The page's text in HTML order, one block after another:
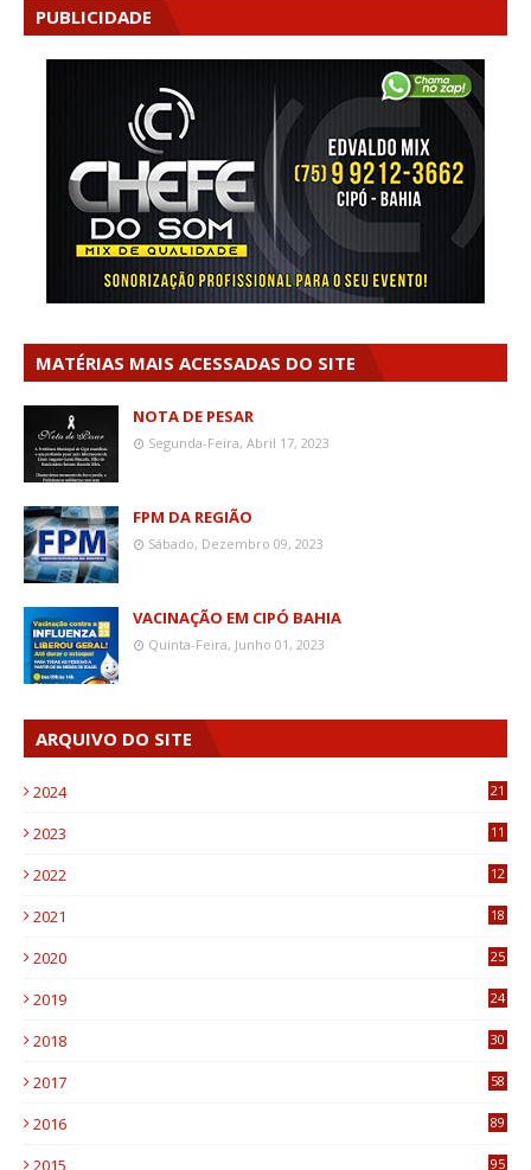
PUBLICIDADE
MATÉRIAS MAIS ACESSADAS DO SITE
NOTA DE PESAR
Segunda-Feira, Abril 17, 2023
FPM DA REGIÃO
Sábado, Dezembro 09, 2023
VACINAÇÃO EM CIPÓ BAHIA
Quinta-Feira, Junho 01, 2023
ARQUIVO DO SITE
2024 21
2023
11
2022
12
2021
18
2020
25
2019
24
2018
30
2017
58
2016
89
95